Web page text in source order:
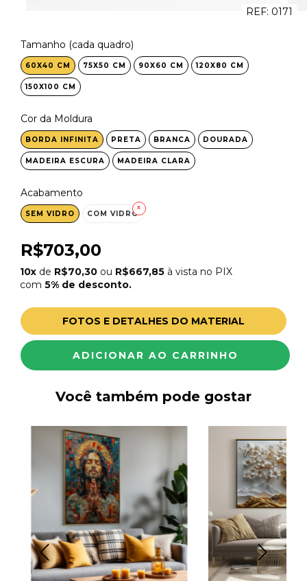
REF: 0171
Tamanho (cada quadro)
60X40 CM 75X50 CM 90X60 CM 120X80 CM
150X100 CM
Cor da Moldura
BORDA INFINITA PRETA BRANCA DOURADA
MADEIRA ESCURA MADEIRA CLARA
Acabamento
SEM VIDRO COM VIDRO
R$703,00
10x de R$70,30 ou R$667,85 à vista no PIX
com 5% de desconto.
FOTOS E DETALHES DO MATERIAL
Você também pode gostar